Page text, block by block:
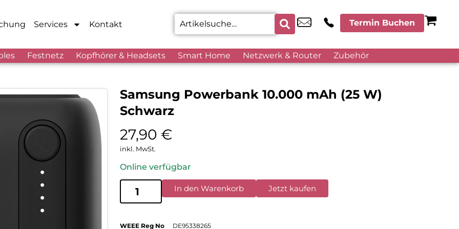
Services Kontakt Termin Buchen
Festnetz Kopfhörer & Headsets Smart Home Netzwerk & Router Zubehör
Samsung Powerbank 10.000 mAh (25 W)
Schwarz
27,90 €
inkl. MwSt.
Online verfügbar
In den Warenkorb Jetzt kaufen
WEEE Reg No DE95338265